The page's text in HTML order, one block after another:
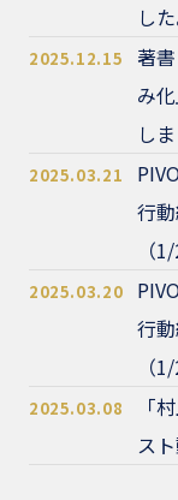
した
2025.12.15
著
み
し
2025.03.21
行
（1/
2025.03.20
行
（1/
2025.03.08
「
ス